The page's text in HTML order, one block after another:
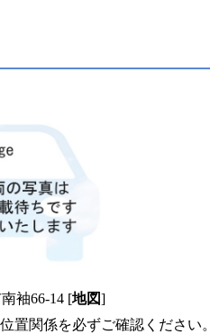
袖66-14 [地図]
置関係を必ずご確認ください。